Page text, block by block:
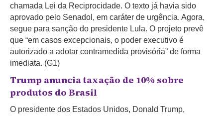
chamada Lei da Reciprocidade. O texto já havia sido
aprovado pelo Senadol, em caráter de urgência. Agora,
segue para sanção do presidente Lula. O projeto prevê
que “em casos excepcionais, o poder executivo é
autorizado a adotar contramedida provisória” de forma
imediata. (G1)
Trump anuncia taxação de 10% sobre
produtos do Brasil
O presidente dos Estados Unidos, Donald Trump,